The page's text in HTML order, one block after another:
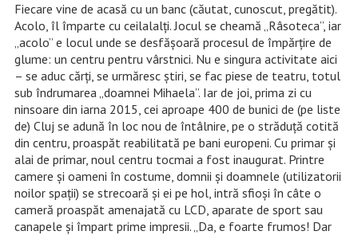
Fiecare vine de acasă cu un banc (căutat, cunoscut, pregătit).
Acolo, îl împarte cu ceilalalți. Jocul se cheamă „Râsoteca”, iar
„acolo” e locul unde se desfășoară procesul de împărţire de
glume: un centru pentru vârstnici. Nu e singura activitate aici
– se aduc cărți, se urmăresc știri, se fac piese de teatru, totul
sub îndrumarea „doamnei Mihaela”. Iar de joi, prima zi cu
ninsoare din iarna 2015, cei aproape 400 de bunici de (pe liste
de) Cluj se adună în loc nou de întâlnire, pe o străduță cotită
din centru, proaspăt reabilitată pe bani europeni. Cu primar și
alai de primar, noul centru tocmai a fost inaugurat. Printre
camere și oameni în costume, domnii și doamnele (utilizatorii
noilor spații) se strecoară și ei pe hol, intră sfioși în câte o
cameră proaspăt amenajată cu LCD, aparate de sport sau
canapele și împart prime impresii. „Da, e foarte frumos! Dar